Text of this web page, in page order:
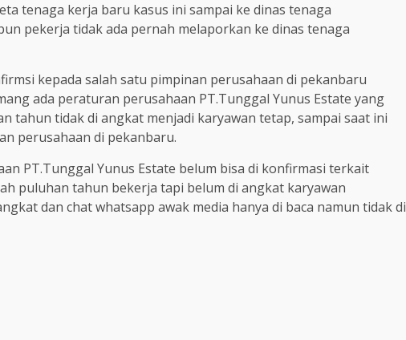
tenaga kerja baru kasus ini sampai ke dinas tenaga
pekerja tidak ada pernah melaporkan ke dinas tenaga
kepada salah satu pimpinan perusahaan di pekanbaru
ada peraturan perusahaan PT.Tunggal Yunus Estate yang
tahun tidak di angkat menjadi karyawan tetap, sampai saat ini
perusahaan di pekanbaru.
PT.Tunggal Yunus Estate belum bisa di konfirmasi terkait
puluhan tahun bekerja tapi belum di angkat karyawan
dan chat whatsapp awak media hanya di baca namun tidak di